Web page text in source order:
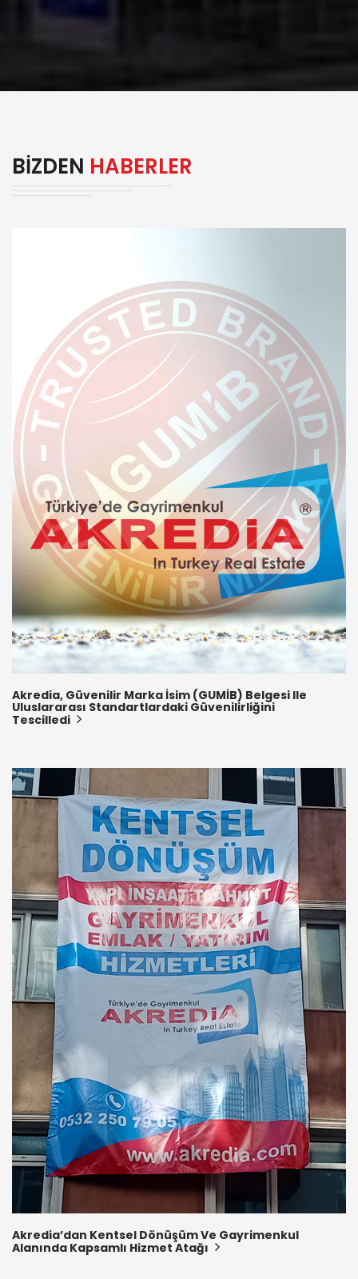
BIZDEN HABERLER
Akredia, Güvenilir Marka İsim (GUMİB) Belgesi Ile
Uluslararası Standartlardaki Güvenilirliğini
Tescilledi
Akredia’dan Kentsel Dönüşüm Ve Gayrimenkul
Alanında Kapsamlı Hizmet Atağı